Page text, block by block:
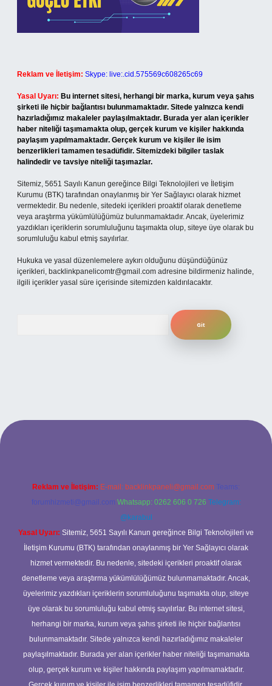
Reklam ve İletişim: Skype: live:.cid.575569c608265c69
Yasal Uyarı: Bu internet sitesi, herhangi bir marka, kurum veya şahıs
şirketi ile hiçbir bağlantısı bulunmamaktadır. Sitede yalnızca kendi
hazırladığımız makaleler paylaşılmaktadır. Burada yer alan içerikler
haber niteliği taşımamakta olup, gerçek kurum ve kişiler hakkında
paylaşım yapılmamaktadır. Gerçek kurum ve kişiler ile isim
benzerlikleri tamamen tesadüfidir. Sitemizdeki bilgiler taslak
halindedir ve tavsiye niteliği taşımazlar.
Sitemiz, 5651 Sayılı Kanun gereğince Bilgi Teknolojileri ve İletişim
Kurumu (BTK) tarafından onaylanmış bir Yer Sağlayıcı olarak hizmet
vermektedir. Bu nedenle, sitedeki içerikleri proaktif olarak denetleme
veya araştırma yükümlülüğümüz bulunmamaktadır. Ancak, üyelerimiz
yazdıkları içeriklerin sorumluluğunu taşımakta olup, siteye üye olarak bu
sorumluluğu kabul etmiş sayılırlar.
Hukuka ve yasal düzenlemelere aykırı olduğunu düşündüğünüz
içerikleri, backlinkpanelicomtr@gmail.com adresine bildirmeniz halinde,
ilgili içerikler yasal süre içerisinde sitemizden kaldırılacaktır.
giriş
Reklam ve İletişim: E-mail: backlinkpaneli@gmail.com Teams:
forumhizmeti@gmail.com Whatsapp: 0262 606 0 726 Telegram:
@karabul
Yasal Uyarı: Sitemiz, 5651 Sayılı Kanun gereğince Bilgi Teknolojileri ve
İletişim Kurumu (BTK) tarafından onaylanmış bir Yer Sağlayıcı olarak
hizmet vermektedir. Bu nedenle, sitedeki içerikleri proaktif olarak
denetleme veya araştırma yükümlülüğümüz bulunmamaktadır. Ancak,
üyelerimiz yazdıkları içeriklerin sorumluluğunu taşımakta olup, siteye
üye olarak bu sorumluluğu kabul etmiş sayılırlar. Bu internet sitesi,
herhangi bir marka, kurum veya şahıs şirketi ile hiçbir bağlantısı
bulunmamaktadır. Sitede yalnızca kendi hazırladığımız makaleler
paylaşılmaktadır. Burada yer alan içerikler haber niteliği taşımamakta
olup, gerçek kurum ve kişiler hakkında paylaşım yapılmamaktadır.